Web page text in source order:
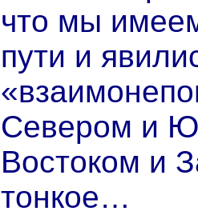
что мы
пути и
Севером и
Востоком и
тонкое…